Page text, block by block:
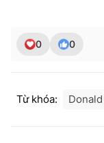
0 0
Từ khóa: